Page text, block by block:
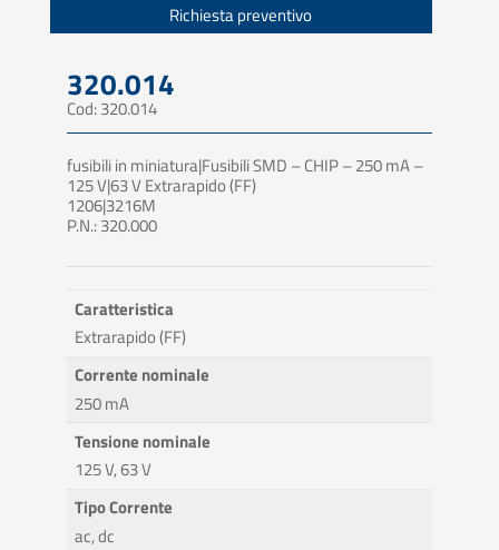
Richiesta preventivo
320.014
Cod: 320.014
fusibili in miniatura|Fusibili SMD – CHIP – 250 mA –
125 V|63 V Extrarapido (FF)
1206|3216M
P.N.: 320.000
Caratteristica
Extrarapido (FF)
Corrente nominale
250 mA
Tensione nominale
125 V, 63 V
Tipo Corrente
ac, dc